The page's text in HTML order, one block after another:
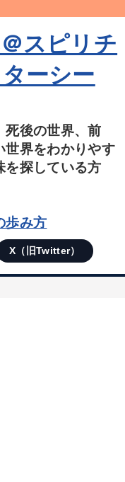
スピリチ
ーシー
死後の世界、前
世界をわかりやす
を探している方
歩み方
X（旧Twitter）